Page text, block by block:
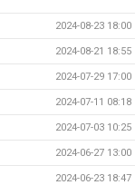
2024-08-23 18:00
2024-08-21 18:55
2024-07-29 17:00
2024-07-11 08:18
2024-07-03 10:25
2024-06-27 13:00
2024-06-23 18:47